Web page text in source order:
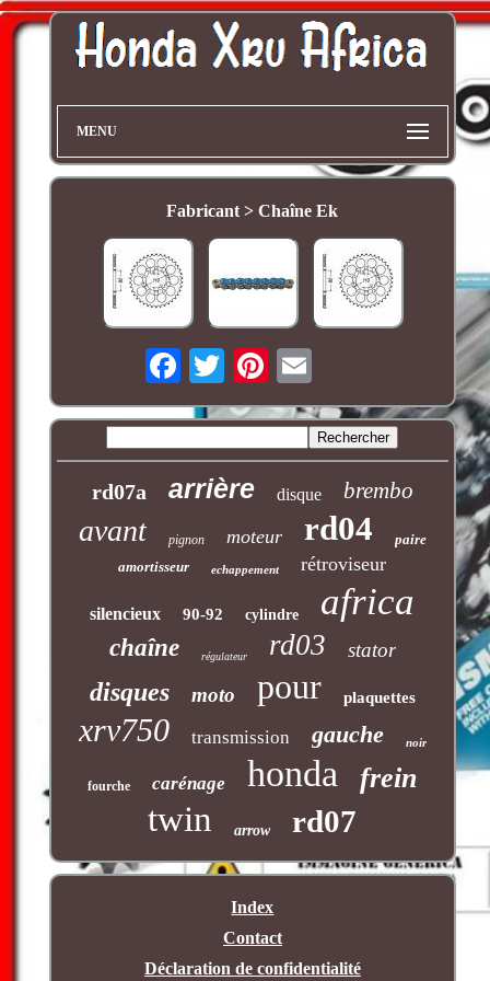
MENU
Fabricant > Chaîne Ek
rd07a arrière disque brembo
avant pignon moteur rd04
paire
amortisseur
echappement rétroviseur
silencieux 90-92 cylindre africa
chaîne régulateur rd03 stator
disques moto pour plaquettes
xrv750 transmission gauche noir
fourche carénage honda frein
twin arrow rd07
Index
Contact
Déclaration de confidentialité